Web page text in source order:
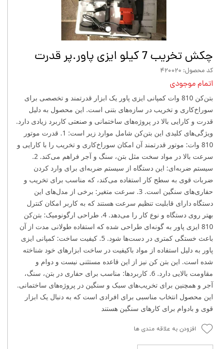
چکش تخریب 7 کیلو ایزی پاور.پر قدرت
کد محصول: ۴۲۰۰۲۰
اتمام موجودی
بتن‌کن 810 وات کمپانی ایزی پاور یک ابزار قدرتمند و تخصصی برای
سوراخ‌کاری و تخریب در سازه‌های بتنی است. این محصول به دلیل
قدرت و کارایی بالا در پروژه‌های ساختمانی و صنعتی کاربرد زیادی دارد.
ویژگی‌های کلیدی این بتن‌کن شامل موارد زیر است: 1. قدرت موتور
810 وات: موتور قدرتمند آن امکان سوراخ‌کاری و تخریب را با کارایی و
سرعت بالا در مواد سخت مثل بتن، سنگ و آجر فراهم می‌کند. 2.
سیستم ضربه‌ای: این دستگاه از سیستم ضربه‌ای برای وارد کردن
ضربات قوی به سطح کار استفاده می‌کند، که مناسب برای تخریب و
حفاری‌های سنگین است. 3. سرعت متغیر: برخی از مدل‌های این
دستگاه دارای قابلیت تنظیم سرعت هستند که به کاربر امکان کنترل
بهتر روی دستگاه و نوع کار را می‌دهد. 4. طراحی ارگونومیک: بتن‌کن
810 ایزی پاور به گونه‌ای طراحی شده که استفاده طولانی‌ مدت از آن
باعث خستگی کمتری در دست‌ها شود. 5. کیفیت ساخت: کمپانی ایزی
پاور به دلیل استفاده از مواد باکیفیت در ساخت ابزارهای خود شناخته
شده است. این بتن‌ کن نیز از این قاعده مستثنی نیست و دوام و
مقاومت بالایی دارد. 6. کاربردها: مناسب برای حفاری در بتن، سنگ،
آجر و همچنین برای تخریب‌های سبک و سنگین در پروژه‌های ساختمانی.
این محصول انتخاب مناسبی برای افرادی است که به دنبال یک ابزار
قوی و بادوام برای کارهای سنگین هستند
افزودن به علاقه مندی ها